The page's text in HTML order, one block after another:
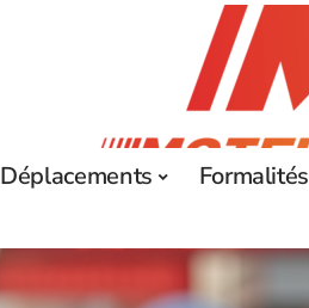
Déplacements Formalités